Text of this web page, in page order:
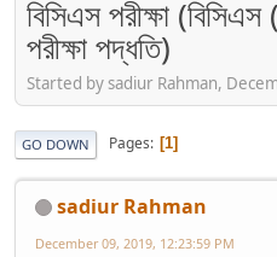
বিসিএস পরীক্ষা
পরীক্ষা পদ্ধতি)
Started by sadiur Rahman,
GO DOWN Pages 1
sadiur Rahman
December 09, 2019, 12:23:59 PM